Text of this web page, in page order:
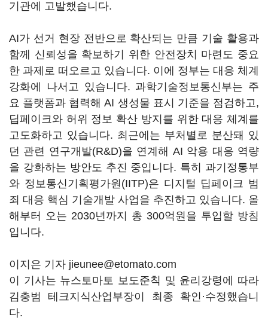
기관에 고발했습니다.
AI가 선거 현장 전반으로 확산되는 만큼 기술 활용과
함께 신뢰성을 확보하기 위한 안전장치 마련도 중요
한 과제로 떠오르고 있습니다. 이에 정부는 대응 체계
강화에 나서고 있습니다. 과학기술정보통신부는 주
요 플랫폼과 협력해 AI 생성물 표시 기준을 점검하고,
딥페이크와 허위 정보 확산 방지를 위한 대응 체계를
고도화하고 있습니다. 최근에는 부처별로 분산돼 있
던 관련 연구개발(R&D)을 연계해 AI 악용 대응 역량
을 강화하는 방안도 추진 중입니다. 특히 과기정통부
와 정보통신기획평가원(IITP)은 디지털 딥페이크 범
죄 대응 핵심 기술개발 사업을 추진하고 있습니다. 올
해부터 오는 2030년까지 총 300억원을 투입할 방침
입니다.
이지은 기자 jieunee@etomato.com
이 기사는 뉴스토마토 보도준칙 및 윤리강령에 따라
김충범 테크지식산업부장이 최종 확인·수정했습니
다.